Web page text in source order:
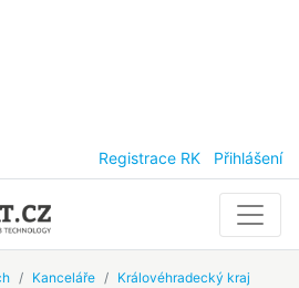
Registrace RK Přihlášení
Kanceláře
Královéhradecký kraj